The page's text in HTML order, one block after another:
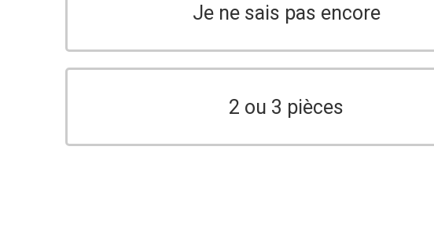
Je ne sais pas encore
2 ou 3 pièces